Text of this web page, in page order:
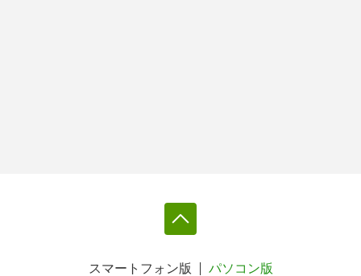
スマートフォン版 パソコン版